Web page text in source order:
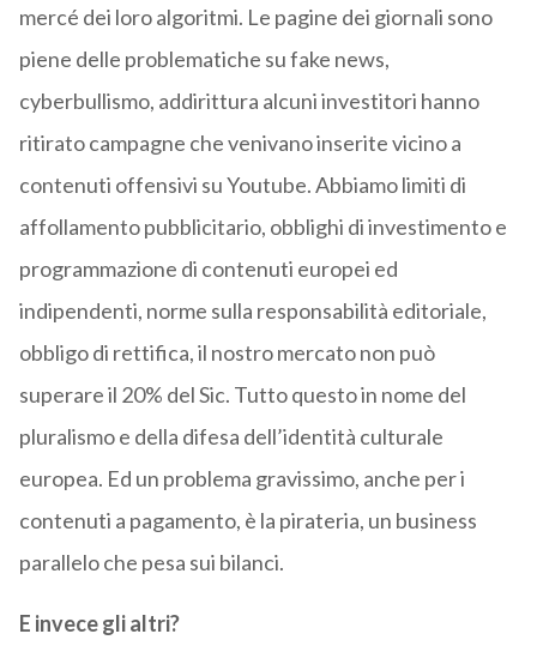
mercé dei loro algoritmi. Le pagine dei giornali sono
piene delle problematiche su fake news,
cyberbullismo, addirittura alcuni investitori hanno
ritirato campagne che venivano inserite vicino a
contenuti offensivi su Youtube. Abbiamo limiti di
affollamento pubblicitario, obblighi di investimento e
programmazione di contenuti europei ed
indipendenti, norme sulla responsabilità editoriale,
obbligo di rettifica, il nostro mercato non può
superare il 20% del Sic. Tutto questo in nome del
pluralismo e della difesa dell’identità culturale
europea. Ed un problema gravissimo, anche per i
contenuti a pagamento, è la pirateria, un business
parallelo che pesa sui bilanci.
E invece gli altri?